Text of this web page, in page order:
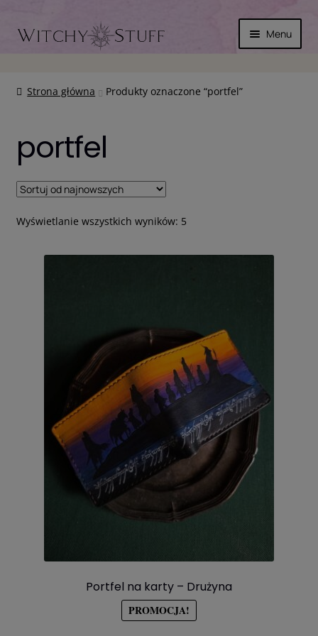
Przejdź
do
Przejdź
do
Menu
INNE
WYPRZEDAŻ
KOSZYK
Strona główna Produkty oznaczone “portfel”
portfel
Wyświetlanie wszystkich wyników: 5Posortowane
najnowszych
Portfel na karty – Drużyna
PROMOCJA!